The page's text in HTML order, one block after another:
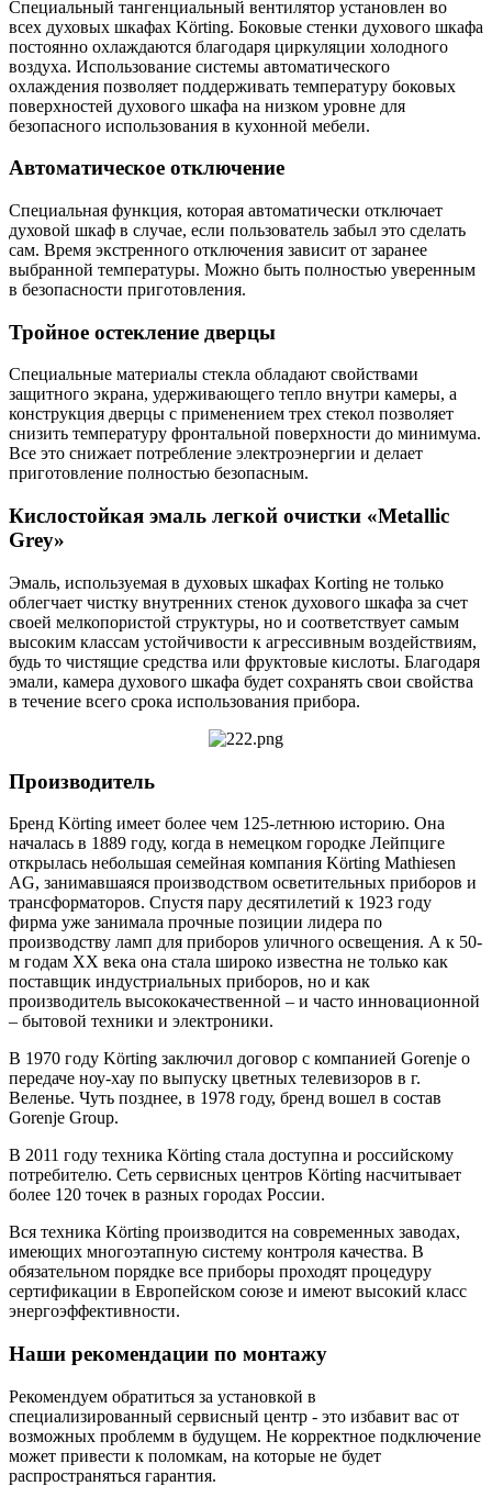
Специальный тангенциальный вентилятор установлен во
всех духовых шкафах Körting. Боковые стенки духового шкафа
постоянно охлаждаются благодаря циркуляции холодного
воздуха. Использование системы автоматического
охлаждения позволяет поддерживать температуру боковых
поверхностей духового шкафа на низком уровне для
безопасного использования в кухонной мебели.
Автоматическое отключение
Специальная функция, которая автоматически отключает
духовой шкаф в случае, если пользователь забыл это сделать
сам. Время экстренного отключения зависит от заранее
выбранной температуры. Можно быть полностью уверенным
в безопасности приготовления.
Тройное остекление дверцы
Специальные материалы стекла обладают свойствами
защитного экрана, удерживающего тепло внутри камеры, а
конструкция дверцы с применением трех стекол позволяет
снизить температуру фронтальной поверхности до минимума.
Все это снижает потребление электроэнергии и делает
приготовление полностью безопасным.
Кислостойкая эмаль легкой очистки «Metallic
Grey»
Эмаль, используемая в духовых шкафах Korting не только
облегчает чистку внутренних стенок духового шкафа за счет
своей мелкопористой структуры, но и соответствует самым
высоким классам устойчивости к агрессивным воздействиям,
будь то чистящие средства или фруктовые кислоты. Благодаря
эмали, камера духового шкафа будет сохранять свои свойства
в течение всего срока использования прибора.
Производитель
Бренд Körting имеет более чем 125-летнюю историю. Она
началась в 1889 году, когда в немецком городке Лейпциге
открылась небольшая семейная компания Körting Mathiesen
AG, занимавшаяся производством осветительных приборов и
трансформаторов. Спустя пару десятилетий к 1923 году
фирма уже занимала прочные позиции лидера по
производству ламп для приборов уличного освещения. А к 50-
м годам ХХ века она стала широко известна не только как
поставщик индустриальных приборов, но и как
производитель высококачественной – и часто инновационной
– бытовой техники и электроники.
В 1970 году Körting заключил договор с компанией Gorenje о
передаче ноу-хау по выпуску цветных телевизоров в г.
Веленье. Чуть позднее, в 1978 году, бренд вошел в состав
Gorenje Group.
В 2011 году техника Körting стала доступна и российскому
потребителю. Сеть сервисных центров Körting насчитывает
более 120 точек в разных городах России.
Вся техника Körting производится на современных заводах,
имеющих многоэтапную систему контроля качества. В
обязательном порядке все приборы проходят процедуру
сертификации в Европейском союзе и имеют высокий класс
энергоэффективности.
Наши рекомендации по монтажу
Рекомендуем обратиться за установкой в
специализированный сервисный центр - это избавит вас от
возможных проблемм в будущем. Не корректное подключение
может привести к поломкам, на которые не будет
распространяться гарантия.